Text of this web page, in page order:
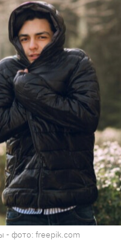
- фото: freepik.com